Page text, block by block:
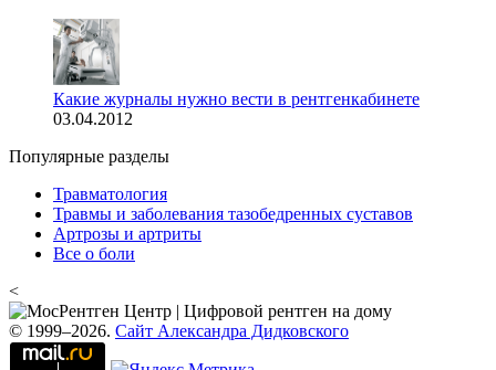
Какие журналы нужно вести в рентгенкабинете
03.04.2012
Популярные разделы
Травматология
Травмы и заболевания тазобедренных суставов
Артрозы и артриты
Все о боли
<
© 1999–2026. Сайт Александра Дидковского